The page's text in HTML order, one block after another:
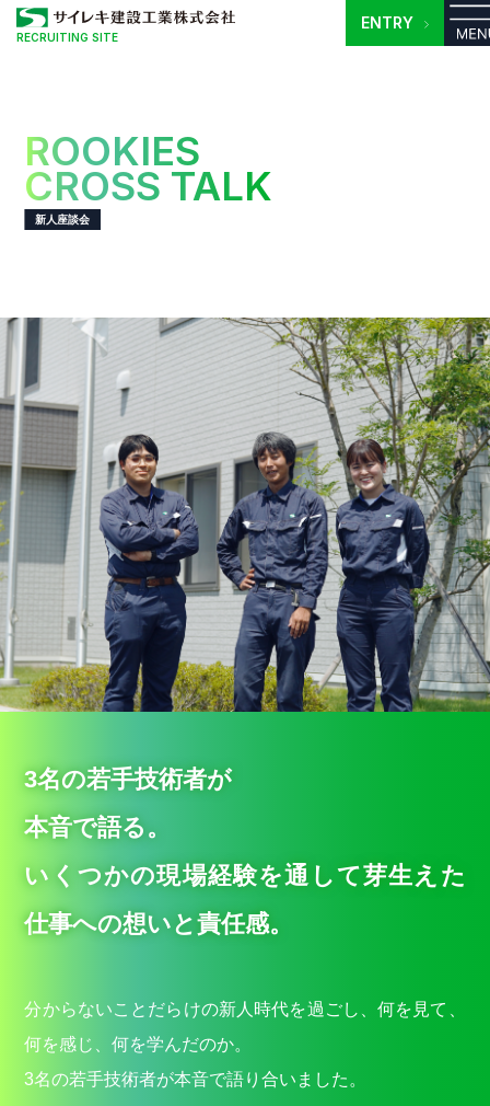
ENTRY
RECRUITING SITE
ROOKIES
CROSS TALK
新人座談会
3名の若手技術者が
本音で語る。
いくつかの現場経験を通して芽生えた
仕事への想いと責任感。
分からないことだらけの新人時代を過ごし、何を見て、
何を感じ、何を学んだのか。
3名の若手技術者が本音で語り合いました。